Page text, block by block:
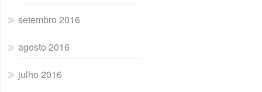
setembro 2016
agosto 2016
julho 2016